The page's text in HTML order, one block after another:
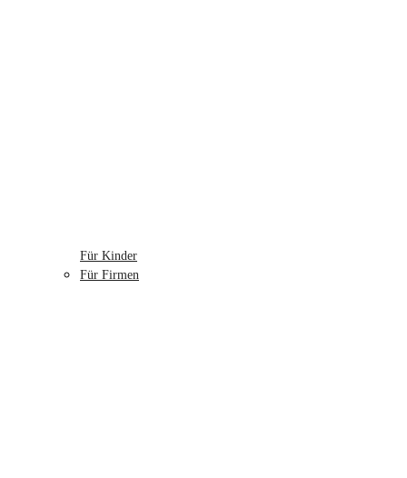
Für Kinder
Für Firmen